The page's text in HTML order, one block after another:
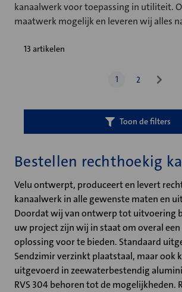
kanaalwerk voor toepassing in utiliteit.
maatwerk mogelijk en leveren wij alles
13 artikelen
1 2
Toon de filters
Bestellen rechthoekig
Velu ontwerpt, produceert en levert
kanaalwerk in alle gewenste maten en
Doordat wij van ontwerp tot uitvoering
uw project zijn wij in staat om overal een
oplossing voor te bieden. Standaard
Sendzimir verzinkt plaatstaal, maar ook
uitgevoerd in zeewaterbestendig
RVS 304 behoren tot de mogelijkheden.